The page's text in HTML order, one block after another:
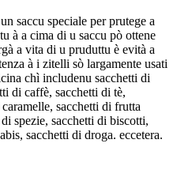
saccu speciale per prutege a
à a cima di u saccu pò ottene
a vita di u pruduttu è evità a
à i zitelli sò largamente usati
chì includenu sacchetti di
di caffè, sacchetti di tè,
sacchetti di frutta
spezie, sacchetti di biscotti,
sacchetti di droga. eccetera.